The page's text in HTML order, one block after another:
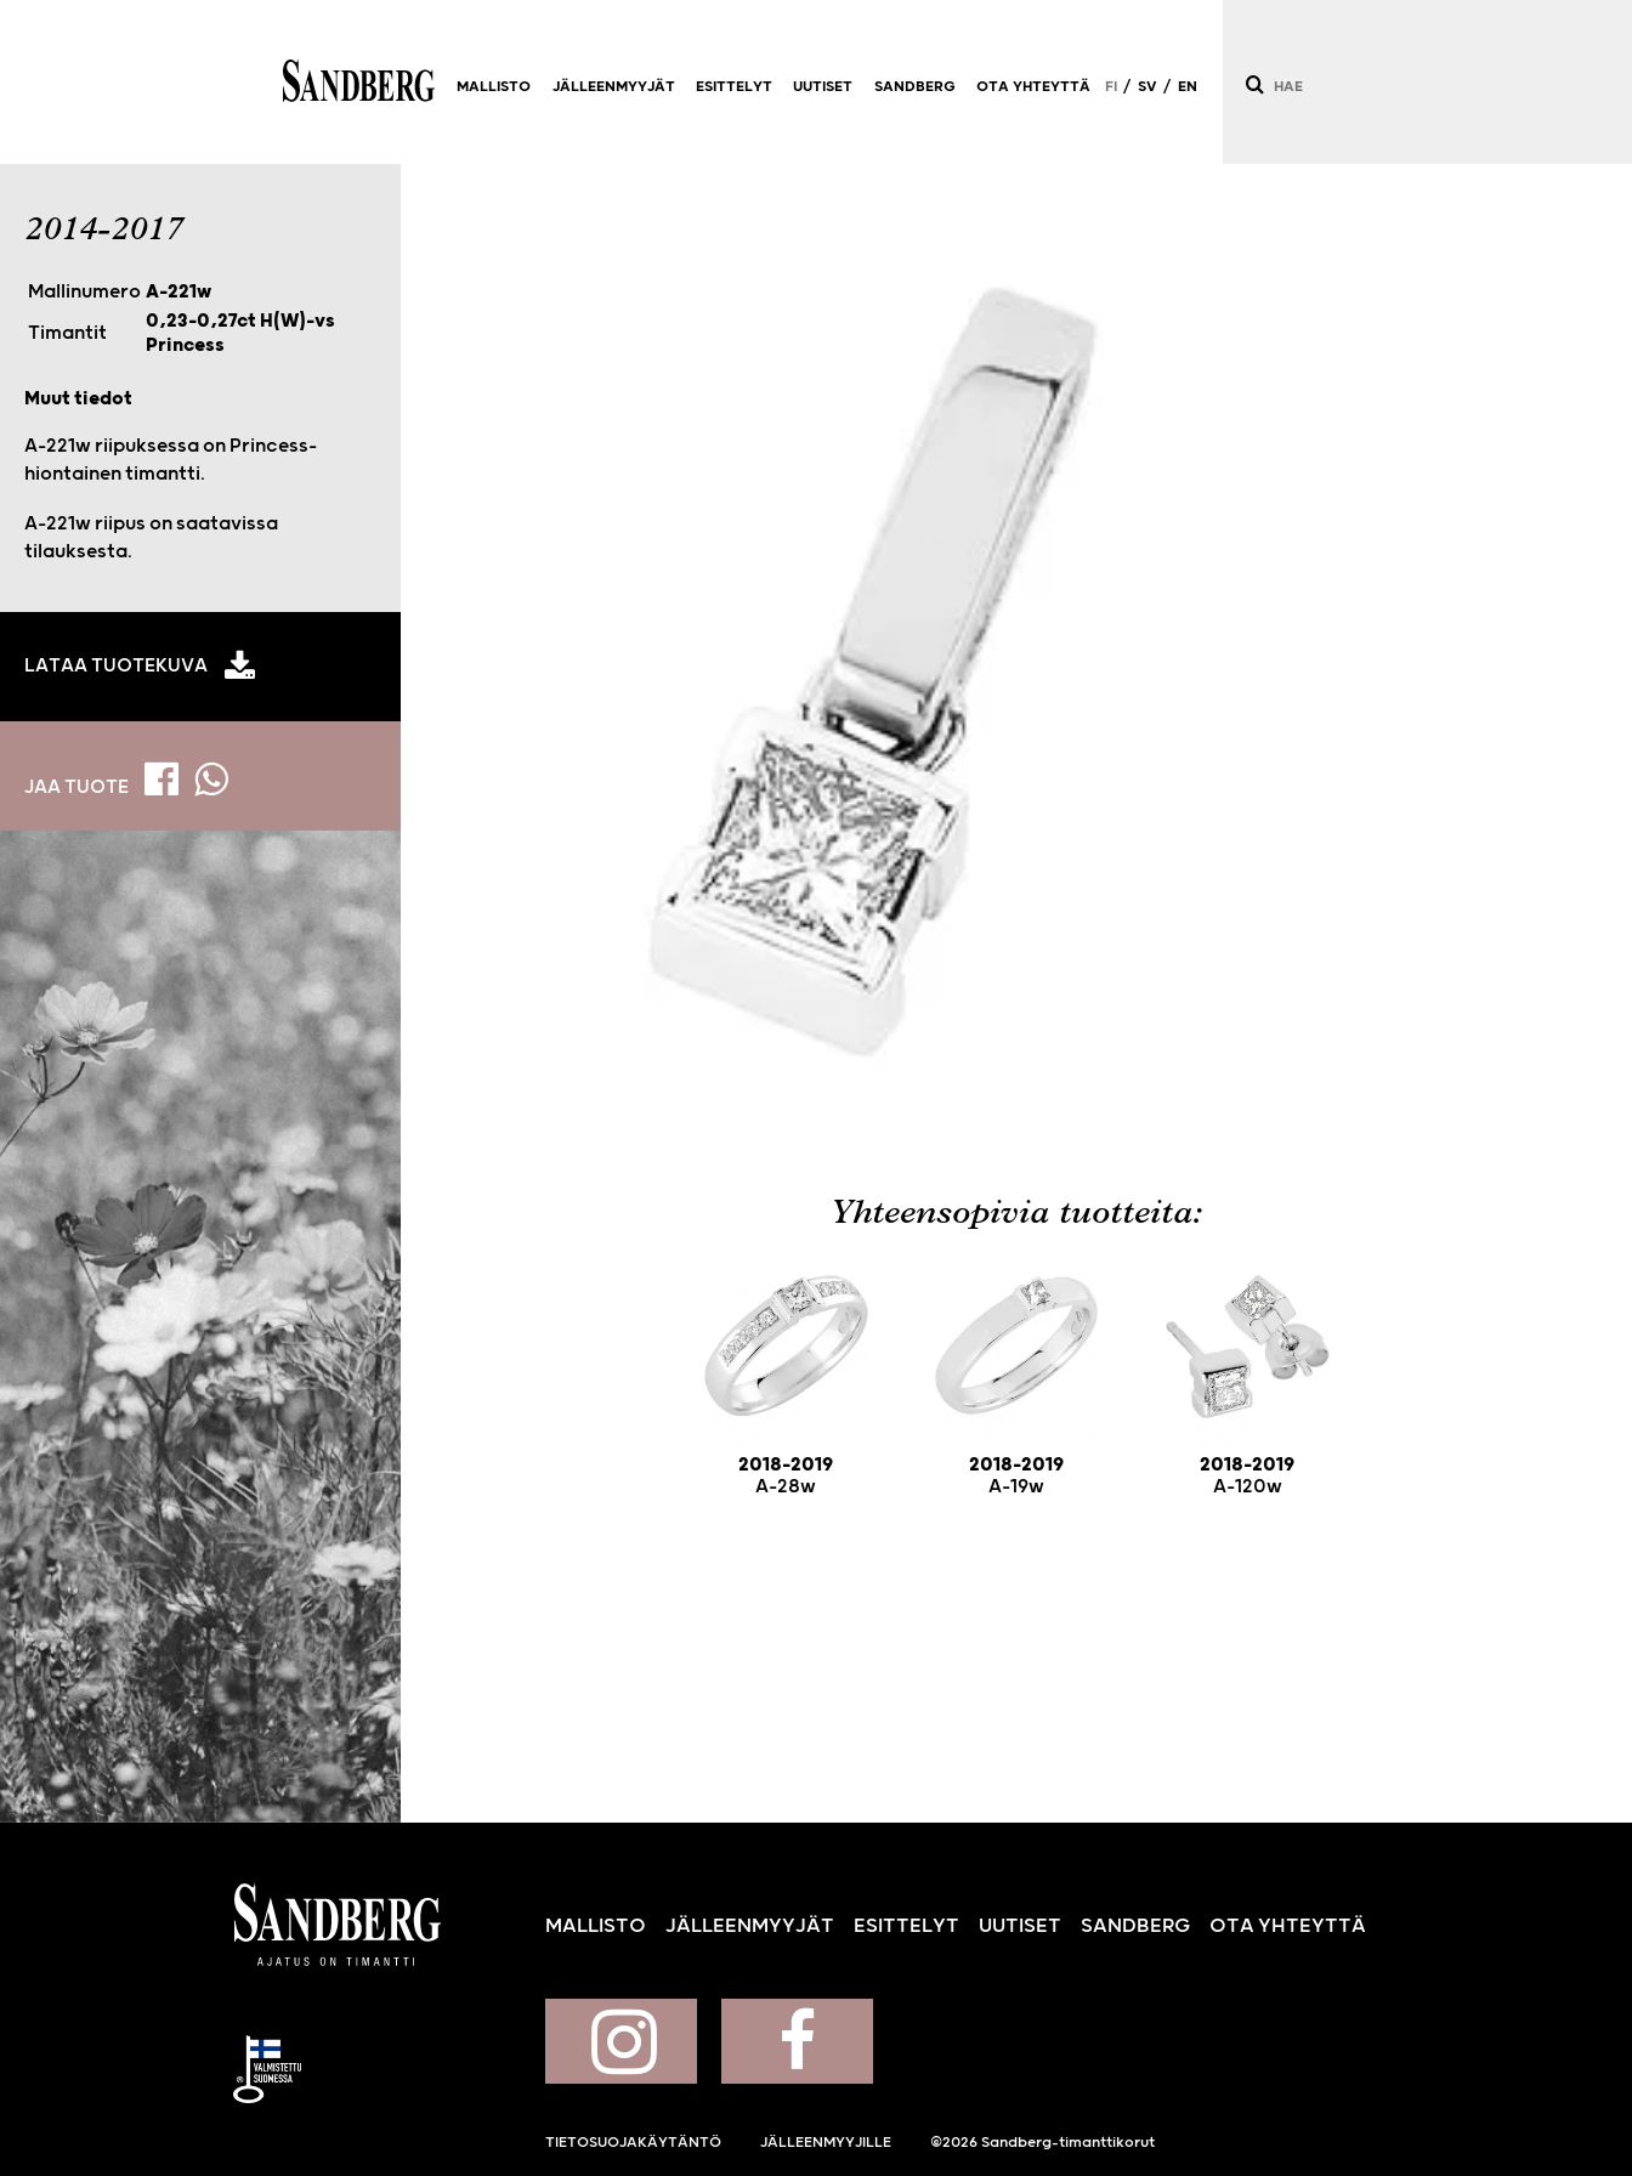
2014-2017
Mallinumero A-221w
Timantit
0,23–0,27ct H(W)-vs
Princess
Muut tiedot
A-221w riipuksessa on Princess-
hiontainen timantti.
A-221w riipus on saatavissa
tilauksesta.
LATAA TUOTEKUVA
JAA TUOTE
Yhteensopivia tuotteita:
2018-2019
A-28w
2018-2019
A-19w
2018-2019
A-120w
MALLISTO JÄLLEENMYYJÄT ESITTELYT UUTISET SANDBERG OTA YHTEYTTÄ
TIETOSUOJAKÄYTÄNTÖ JÄLLEENMYYJILLE ©2026 Sandberg-timanttikorut
MALLISTO JÄLLEENMYYJÄT ESITTELYT UUTISET SANDBERG OTA YHTEYTTÄ FI / SV / EN